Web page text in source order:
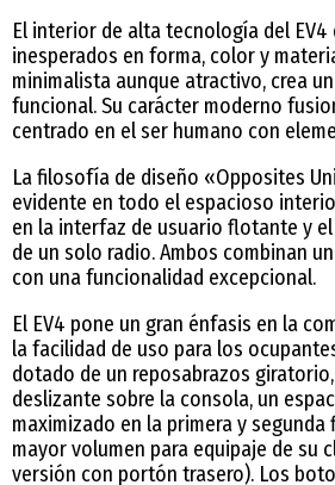
El interior de alta tecnología del
inesperados en forma, color y
minimalista aunque atractivo, crea
funcional. Su carácter moderno
centrado en el ser humano con
La filosofía de diseño «Opposites
evidente en todo el espacioso
en la interfaz de usuario flotante y
de un solo radio. Ambos combinan
con una funcionalidad excepcional.
El EV4 pone un gran énfasis en la
la facilidad de uso para los
dotado de un reposabrazos
deslizante sobre la consola, un
maximizado en la primera y segunda
mayor volumen para equipaje de su
versión con portón trasero). Los